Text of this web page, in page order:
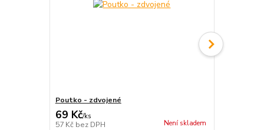
Poutko - zdvojené
69 Kč/ks
57 Kč bez DPH Není skladem